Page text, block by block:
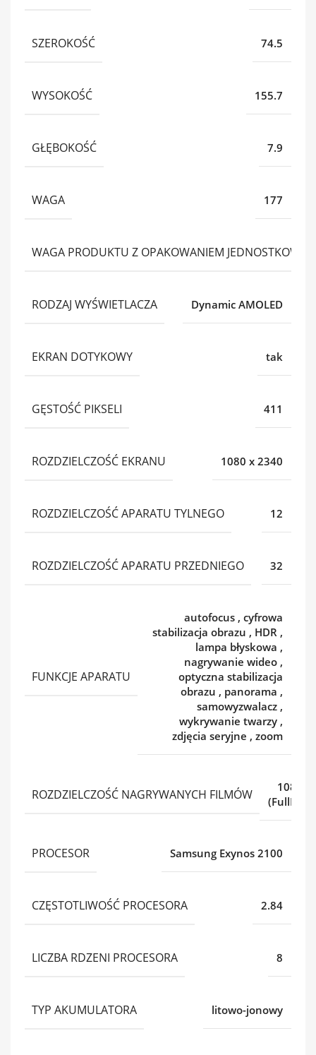
SZEROKOŚĆ 74.5
WYSOKOŚĆ 155.7
GŁĘBOKOŚĆ 7.9
WAGA 177
WAGA PRODUKTU Z OPAKOWANIEM JEDNOSTKOWYM
RODZAJ WYŚWIETLACZA Dynamic AMOLED
EKRAN DOTYKOWY tak
GĘSTOŚĆ PIKSELI 411
ROZDZIELCZOŚĆ EKRANU 1080 x 2340
ROZDZIELCZOŚĆ APARATU TYLNEGO 12
ROZDZIELCZOŚĆ APARATU PRZEDNIEGO 32
FUNKCJE APARATU
autofocus , cyfrowa
stabilizacja obrazu , HDR ,
lampa błyskowa ,
nagrywanie wideo ,
optyczna stabilizacja
obrazu , panorama ,
samowyzwalacz ,
wykrywanie twarzy ,
zdjęcia seryjne , zoom
ROZDZIELCZOŚĆ NAGRYWANYCH FILMÓW
1080p
(FullHD)
PROCESOR Samsung Exynos 2100
CZĘSTOTLIWOŚĆ PROCESORA 2.84
LICZBA RDZENI PROCESORA 8
TYP AKUMULATORA litowo-jonowy